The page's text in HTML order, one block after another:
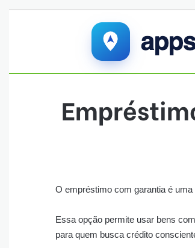
O empréstimo com garantia é
Essa opção permite usar bens
para quem busca crédito